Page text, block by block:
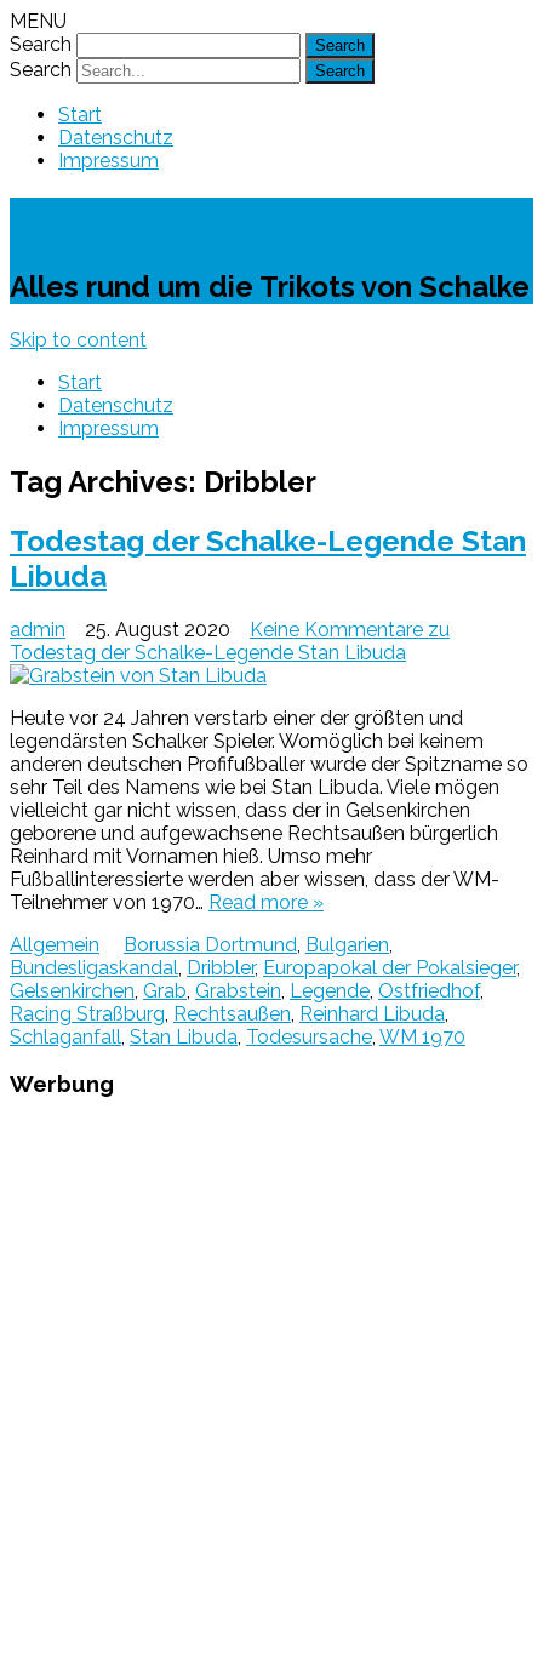
MENU
Search
Search
Start
Datenschutz
Impressum
Alles rund um die Trikots von Schalke
Skip to content
Start
Datenschutz
Impressum
Tag Archives: Dribbler
Todestag der Schalke-Legende Stan
Libuda
admin 25. August 2020 Keine Kommentare zu
Todestag der Schalke-Legende Stan Libuda
Heute vor 24 Jahren verstarb einer der größten und
legendärsten Schalker Spieler. Womöglich bei keinem
anderen deutschen Profifußballer wurde der Spitzname so
sehr Teil des Namens wie bei Stan Libuda. Viele mögen
vielleicht gar nicht wissen, dass der in Gelsenkirchen
geborene und aufgewachsene Rechtsaußen bürgerlich
Reinhard mit Vornamen hieß. Umso mehr
Fußballinteressierte werden aber wissen, dass der WM-
Teilnehmer von 1970… Read more »
Allgemein
Borussia Dortmund Bulgarien
Bundesligaskandal Dribbler, Europapokal der Pokalsieger,
Gelsenkirchen Grab Grabstein Legende Ostfriedhof,
Racing Straßburg Rechtsaußen Reinhard Libuda
Schlaganfall Stan Libuda Todesursache WM 1970
Werbung